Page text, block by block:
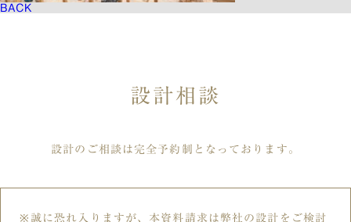
BACK
設計相談
設計のご相談は完全予約制となっております。
誠に恐れ入りますが、本資料請求は弊社の設計をご検討